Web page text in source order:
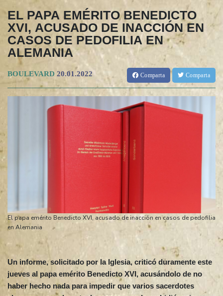
EL PAPA EMÉRITO BENEDICTO
XVI, ACUSADO DE INACCIÓN EN
CASOS DE PEDOFILIA EN
ALEMANIA
BOULEVARD 20.01.2022 Comparta Comparta
El papa emérito Benedicto XVI, acusado de inacción en casos de pedofilia
en Alemania
Un informe, solicitado por la Iglesia, criticó duramente este
jueves al papa emérito Benedicto XVI, acusándolo de no
haber hecho nada para impedir que varios sacerdotes